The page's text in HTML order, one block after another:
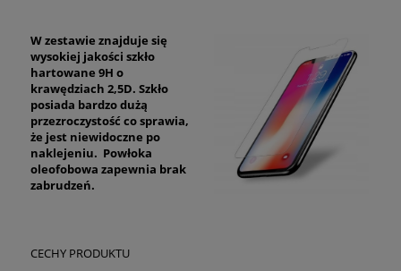
W zestawie znajduje się
wysokiej jakości szkło
hartowane 9H o
krawędziach 2,5D. Szkło
posiada bardzo dużą
przezroczystość co sprawia,
że jest niewidoczne po
naklejeniu. Powłoka
oleofobowa zapewnia brak
zabrudzeń.
CECHY PRODUKTU